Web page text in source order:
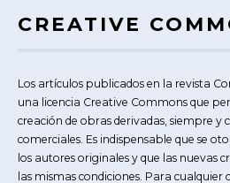
CREATIVE
Los artículos publicados en la revista
una licencia Creative Commons que
creación de obras derivadas, siempre y
comerciales. Es indispensable que se
los autores originales y que las nuevas
las mismas condiciones. Para